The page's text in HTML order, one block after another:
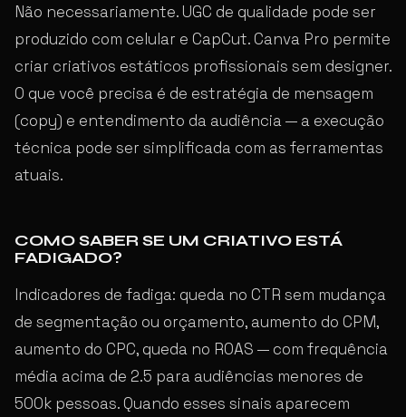
Não necessariamente. UGC de qualidade pode ser
produzido com celular e CapCut. Canva Pro permite
criar criativos estáticos profissionais sem designer.
O que você precisa é de estratégia de mensagem
(copy) e entendimento da audiência — a execução
técnica pode ser simplificada com as ferramentas
atuais.
COMO SABER SE UM CRIATIVO ESTÁ
FADIGADO?
Indicadores de fadiga: queda no CTR sem mudança
de segmentação ou orçamento, aumento do CPM,
aumento do CPC, queda no ROAS — com frequência
média acima de 2.5 para audiências menores de
500k pessoas. Quando esses sinais aparecem